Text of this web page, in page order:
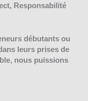
Responsabilité
débutants ou
leurs prises de
nous puissions